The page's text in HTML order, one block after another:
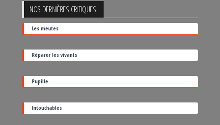
film
par
sa
date
de
sortie
NOS DERNIÈRES CRITIQUES
Les meutes
Réparer les vivants
Pupille
Intouchables